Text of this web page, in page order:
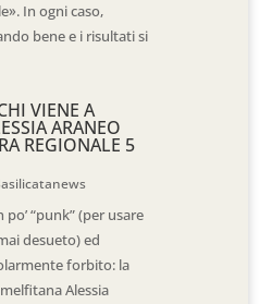
In ogni caso,
bene e i risultati si
VIENE A
ARANEO
REGIONALE 5
“punk” (per usare
desueto) ed
forbito: la
Alessia